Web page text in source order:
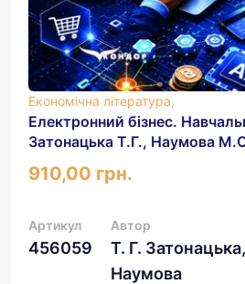
Економічна література,
Електронний бізнес.
Затонацька Т.Г., Наумова
910,00 грн.
Артикул
456059
Автор
Т. Г.
Наумова